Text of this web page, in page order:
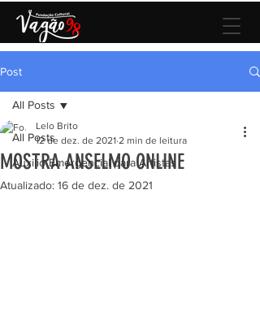
Post
All Posts
Auxilio Emergencial para Artistas
All Posts
MOSTRA ANSELMO ONLINE
Lelo Brito
12 de dez. de 2021 2 min de leitura
Atualizado: 16 de dez. de 2021